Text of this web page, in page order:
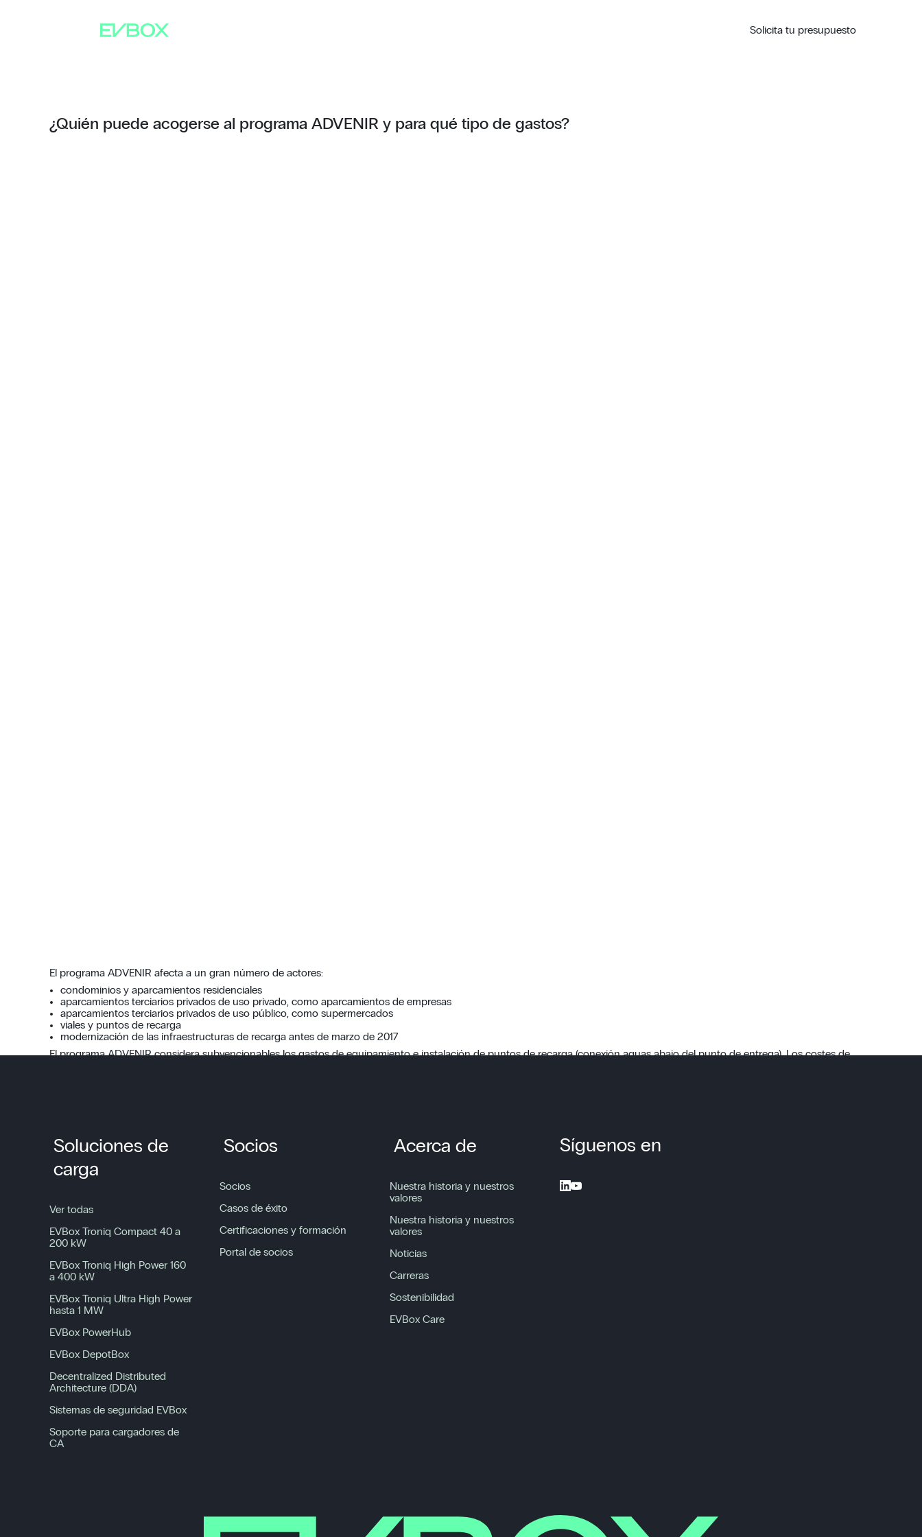
Solicita tu presupuesto
¿Quién puede acogerse al programa ADVENIR y para qué tipo de gastos?
El programa ADVENIR afecta a un gran número de actores:
condominios y aparcamientos residenciales
aparcamientos terciarios privados de uso privado, como aparcamientos de empresas
aparcamientos terciarios privados de uso público, como supermercados
viales y puntos de recarga
modernización de las infraestructuras de recarga antes de marzo de 2017
El programa ADVENIR considera subvencionables los gastos de equipamiento e instalación de puntos de recarga (conexión aguas abajo del punto de entrega). Los costes de
Soluciones de
carga
Ver todas
EVBox Troniq Compact 40 a
200 kW
EVBox Troniq High Power 160
a 400 kW
EVBox Troniq Ultra High Power
hasta 1 MW
EVBox PowerHub
EVBox DepotBox
Decentralized Distributed
Architecture (DDA)
Sistemas de seguridad EVBox
Soporte para cargadores de
CA
Socios
Socios
Casos de éxito
Certificaciones y formación
Portal de socios
Acerca de
Nuestra historia y nuestros
valores
Nuestra historia y nuestros
valores
Noticias
Carreras
Sostenibilidad
EVBox Care
Síguenos en